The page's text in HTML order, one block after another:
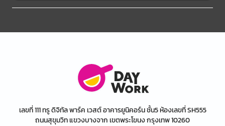
เลขที่ 111 ทรู ดิจิทัล พาร์ค เวสต์ อาคารยูนิคอร์น ชั้น5 ห้องเลขที่ SH555
ถนนสุขุมวิท แขวงบางจาก เขตพระโขนง กรุงเทพ 10260